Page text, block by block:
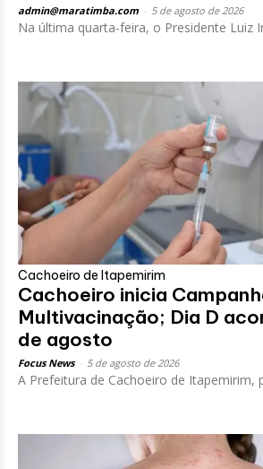
admin@maratimba.com 5 de agosto de 2026
Na última quarta-feira, o Presidente Luiz
Cachoeiro de Itapemirim
Cachoeiro inicia
Multivacinação; Dia D
de agosto
Focus News 5 de agosto de 2026
A Prefeitura de Cachoeiro de Itapemirim,